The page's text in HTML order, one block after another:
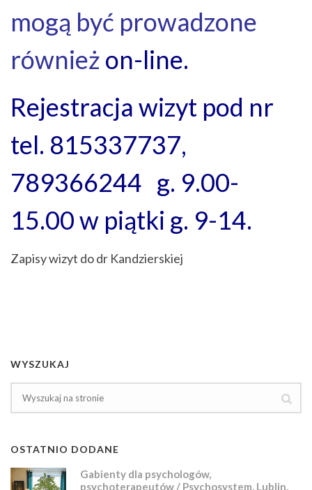
mogą być prowadzone
również on-line.
Rejestracja wizyt pod nr
tel. 815337737,
789366244 g. 9.00-
15.00 w piątki g. 9-14.
Zapisy wizyt do dr Kandzierskiej
WYSZUKAJ
OSTATNIO DODANE
Gabienty dla psychologów,
psychoterapeutów / Psychosystem, Lublin,